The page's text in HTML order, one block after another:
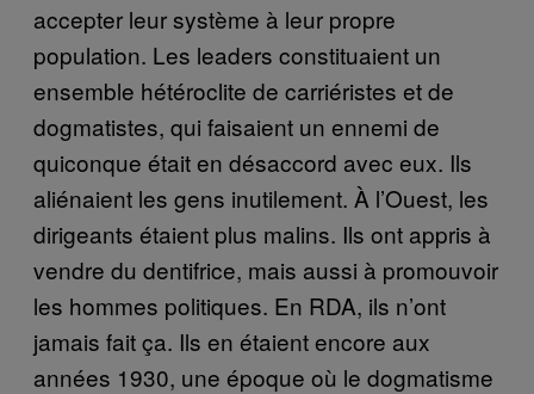
accepter leur système à leur propre
population. Les leaders constituaient un
ensemble hétéroclite de carriéristes et de
dogmatistes, qui faisaient un ennemi de
quiconque était en désaccord avec eux. Ils
aliénaient les gens inutilement. À l’Ouest, les
dirigeants étaient plus malins. Ils ont appris à
vendre du dentifrice, mais aussi à promouvoir
les hommes politiques. En RDA, ils n’ont
jamais fait ça. Ils en étaient encore aux
années 1930, une époque où le dogmatisme